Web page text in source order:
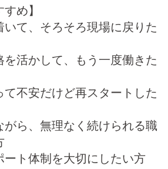
め】
て、そろそろ現場に戻りた
活かして、もう一度働きた
不安だけど再スタートした
ら、無理なく続けられる職
ト体制を大切にしたい方